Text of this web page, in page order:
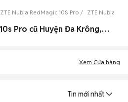
ZTE Nubia RedMagic 10S Pro ZTE Nubia
0 Zte Nubia Redmagic 10s Pro cũ Huyện Đa Krông, Quảng Trị đẹp
Xem Cửa hàng
Tin mới nhất